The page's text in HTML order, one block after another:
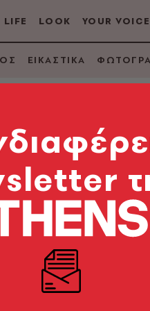
LIFE LOOK YOUR VOICE
ΕΙΚΑΣΤΙΚΑ
Πόλις